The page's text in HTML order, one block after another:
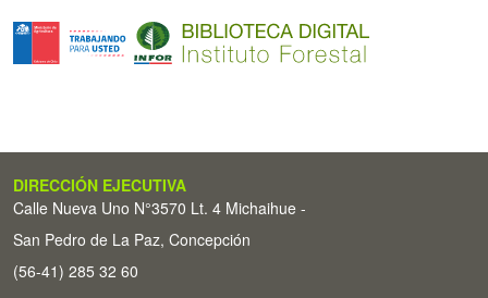
DIRECCIÓN EJECUTIVA
Calle Nueva Uno N°3570 Lt. 4 Michaihue -
San Pedro de La Paz, Concepción
(56-41) 285 32 60